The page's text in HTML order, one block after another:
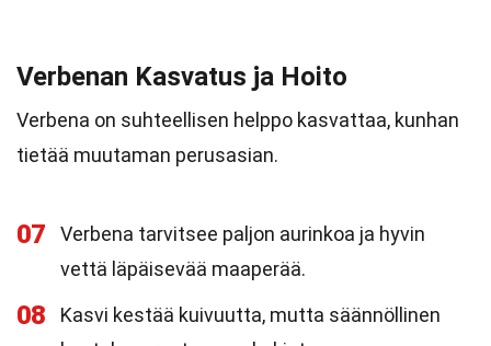
Verbenan Kasvatus ja Hoito
Verbena on suhteellisen helppo kasvattaa, kunhan
tietää muutaman perusasian.
07
Verbena tarvitsee paljon aurinkoa ja hyvin
vettä läpäisevää maaperää.
08
Kasvi kestää kuivuutta, mutta säännöllinen